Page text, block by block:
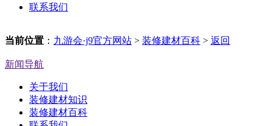
联系我们
当前位置 ： 九游会·j9官方网站 > 装修建材百科 > 返回
新闻导航
关于我们
装修建材知识
装修建材百科